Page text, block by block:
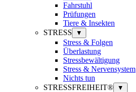
Fahrstuhl
Prüfungen
Tiere & Insekten
STRESS
▼
Stress & Folgen
Überlastung
Stressbewältigung
Stress & Nervensystem
Nichts tun
STRESSFREIHEIT®
▼